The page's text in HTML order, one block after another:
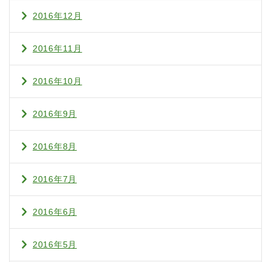
2016年12月
2016年11月
2016年10月
2016年9月
2016年8月
2016年7月
2016年6月
2016年5月